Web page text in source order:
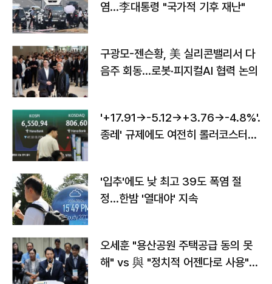
염…李대통령 "국가적 기후 재난"
구광모-젠슨황, 美 실리콘밸리서 다
음주 회동…로봇·피지컬AI 협력 논의
'+17.91→-5.12→+3.76→-4.8%'…'
종레' 규제에도 여전히 롤러코스터
'입추'에도 낮 최고 39도 폭염 절
정…한밤 '열대야' 지속
오세훈 "용산공원 주택공급 동의 못
해" vs 與 "정치적 어젠다로 사용"